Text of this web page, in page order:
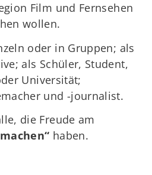
Film und Fernsehen
wollen.
oder in Gruppen; als
als Schüler, Student,
Universität;
und -journalist.
die Freude am
haben.